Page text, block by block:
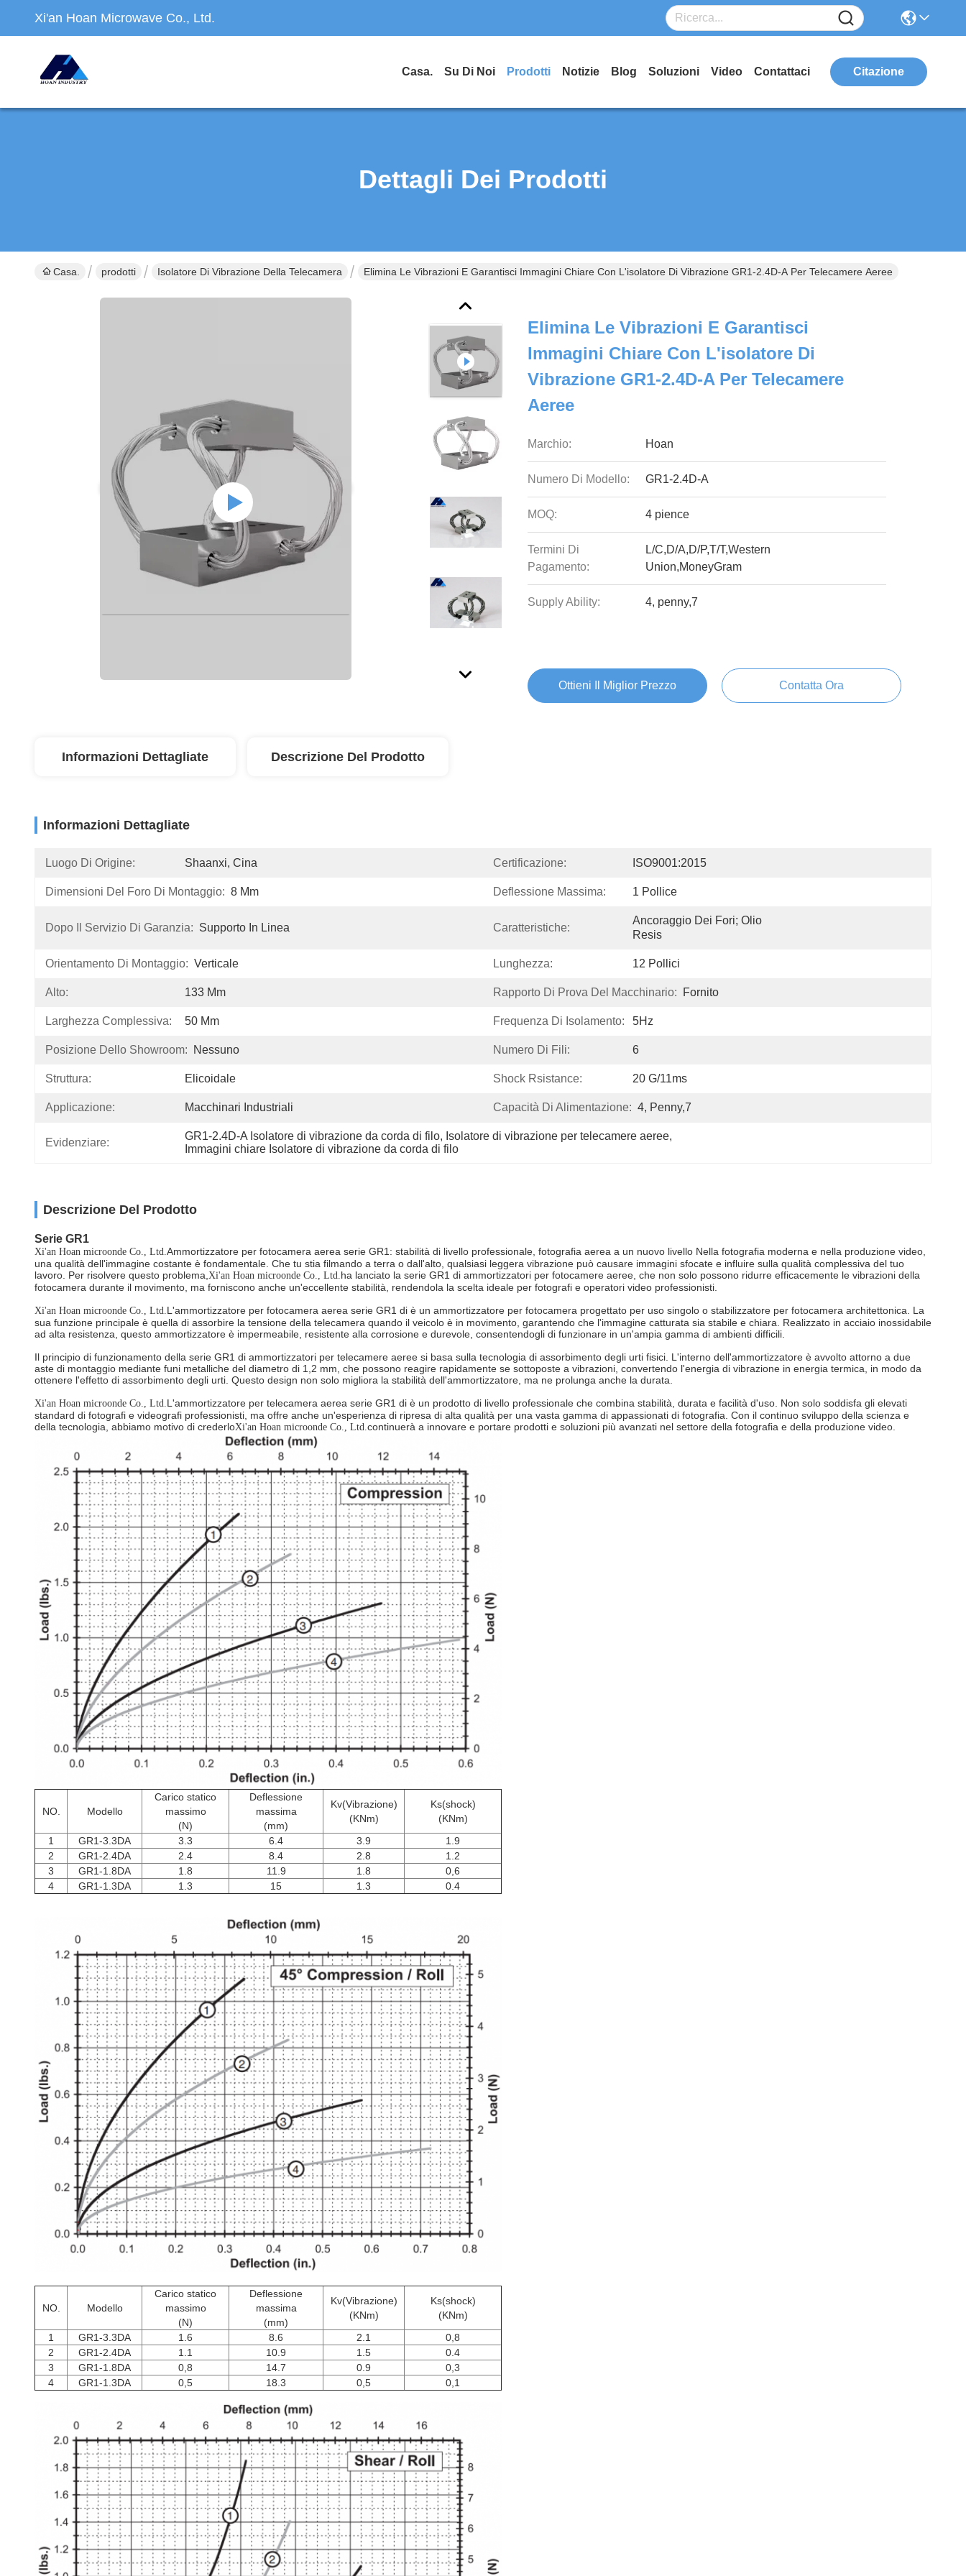
Xi'an Hoan Microwave Co., Ltd.
Casa. Su Di Noi Prodotti Notizie Blog Soluzioni Video Contattaci Citazione
Dettagli Dei Prodotti
Casa. prodotti Isolatore Di Vibrazione Della Telecamera Elimina Le Vibrazioni E Garantisci Immagini Chiare Con L'isolatore Di Vibrazione GR1-2.4D-A Per Telecamere Aeree
Elimina Le Vibrazioni E Garantisci
Immagini Chiare Con L'isolatore Di
Vibrazione GR1-2.4D-A Per Telecamere
Aeree
Marchio: Hoan
Numero Di Modello: GR1-2.4D-A
MOQ: 4 pience
Termini Di
Pagamento:
L/C,D/A,D/P,T/T,Western
Union,MoneyGram
Supply Ability: 4, penny,7
Ottieni Il Miglior Prezzo Contatta Ora
Informazioni Dettagliate Descrizione Del Prodotto
Informazioni Dettagliate
Luogo Di Origine: Shaanxi, Cina Certificazione: ISO9001:2015
Dimensioni Del Foro Di Montaggio: 8 Mm Deflessione Massima: 1 Pollice
Dopo Il Servizio Di Garanzia: Supporto In Linea Caratteristiche:
Ancoraggio Dei Fori; Olio
Resis
Orientamento Di Montaggio: Verticale Lunghezza: 12 Pollici
Alto: 133 Mm Rapporto Di Prova Del Macchinario: Fornito
Larghezza Complessiva: 50 Mm Frequenza Di Isolamento: 5Hz
Posizione Dello Showroom: Nessuno Numero Di Fili: 6
Struttura: Elicoidale Shock Rsistance: 20 G/11ms
Applicazione: Macchinari Industriali Capacità Di Alimentazione: 4, Penny,7
Evidenziare:
GR1-2.4D-A Isolatore di vibrazione da corda di filo, Isolatore di vibrazione per telecamere aeree,
Immagini chiare Isolatore di vibrazione da corda di filo
Descrizione Del Prodotto
Serie GR1
Xi'an Hoan microonde Co., Ltd.Ammortizzatore per fotocamera aerea serie GR1: stabilità di livello professionale, fotografia aerea a un nuovo livello Nella fotografia moderna e nella produzione video,
una qualità dell'immagine costante è fondamentale. Che tu stia filmando a terra o dall'alto, qualsiasi leggera vibrazione può causare immagini sfocate e influire sulla qualità complessiva del tuo
lavoro. Per risolvere questo problema, Xi'an Hoan microonde Co., Ltd.ha lanciato la serie GR1 di ammortizzatori per fotocamere aeree, che non solo possono ridurre efficacemente le vibrazioni della
fotocamera durante il movimento, ma forniscono anche un'eccellente stabilità, rendendola la scelta ideale per fotografi e operatori video professionisti.
Xi'an Hoan microonde Co., Ltd.L'ammortizzatore per fotocamera aerea serie GR1 di è un ammortizzatore per fotocamera progettato per uso singolo o stabilizzatore per fotocamera architettonica. La
sua funzione principale è quella di assorbire la tensione della telecamera quando il veicolo è in movimento, garantendo che l'immagine catturata sia stabile e chiara. Realizzato in acciaio inossidabile
ad alta resistenza, questo ammortizzatore è impermeabile, resistente alla corrosione e durevole, consentendogli di funzionare in un'ampia gamma di ambienti difficili.
Il principio di funzionamento della serie GR1 di ammortizzatori per telecamere aeree si basa sulla tecnologia di assorbimento degli urti fisici. L'interno dell'ammortizzatore è avvolto attorno a due
aste di montaggio mediante funi metalliche del diametro di 1,2 mm, che possono reagire rapidamente se sottoposte a vibrazioni, convertendo l'energia di vibrazione in energia termica, in modo da
ottenere l'effetto di assorbimento degli urti. Questo design non solo migliora la stabilità dell'ammortizzatore, ma ne prolunga anche la durata.
Xi'an Hoan microonde Co., Ltd.L'ammortizzatore per telecamera aerea serie GR1 di è un prodotto di livello professionale che combina stabilità, durata e facilità d'uso. Non solo soddisfa gli elevati
standard di fotografi e videografi professionisti, ma offre anche un'esperienza di ripresa di alta qualità per una vasta gamma di appassionati di fotografia. Con il continuo sviluppo della scienza e
della tecnologia, abbiamo motivo di crederloXi'an Hoan microonde Co., Ltd.continuerà a innovare e portare prodotti e soluzioni più avanzati nel settore della fotografia e della produzione video.
NO. Modello
Carico statico
massimo
(N)
Deflessione
massima
(mm)
Kv(Vibrazione)
(KNm)
Ks(shock)
(KNm)
1
GR1-3.3DA 3.3 6.4 3.9
1.9
2
GR1-2.4DA 2.4 8.4 2.8
1.2
3
GR1-1.8DA 1.8 11.9 1.8
0,6
4
GR1-1.3DA 1.3 15 1.3 0.4
NO. Modello
Carico statico
massimo
(N)
Deflessione
massima
(mm)
Kv(Vibrazione)
(KNm)
Ks(shock)
(KNm)
1
GR1-3.3DA 1.6 8.6 2.1
0,8
2
GR1-2.4DA 1.1 10.9 1.5
0.4
3
GR1-1.8DA 0,8 14.7 0.9
0,3
4
GR1-1.3DA 0,5 18.3 0,5 0,1